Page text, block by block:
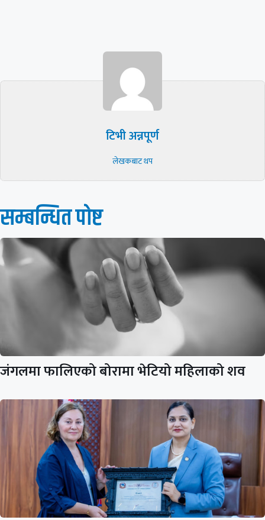
टिभी अन्नपूर्ण
लेखकबाट थप
सम्बन्धित पाेष्ट
जंगलमा फालिएको बोरामा भेटियो महिलाको शव